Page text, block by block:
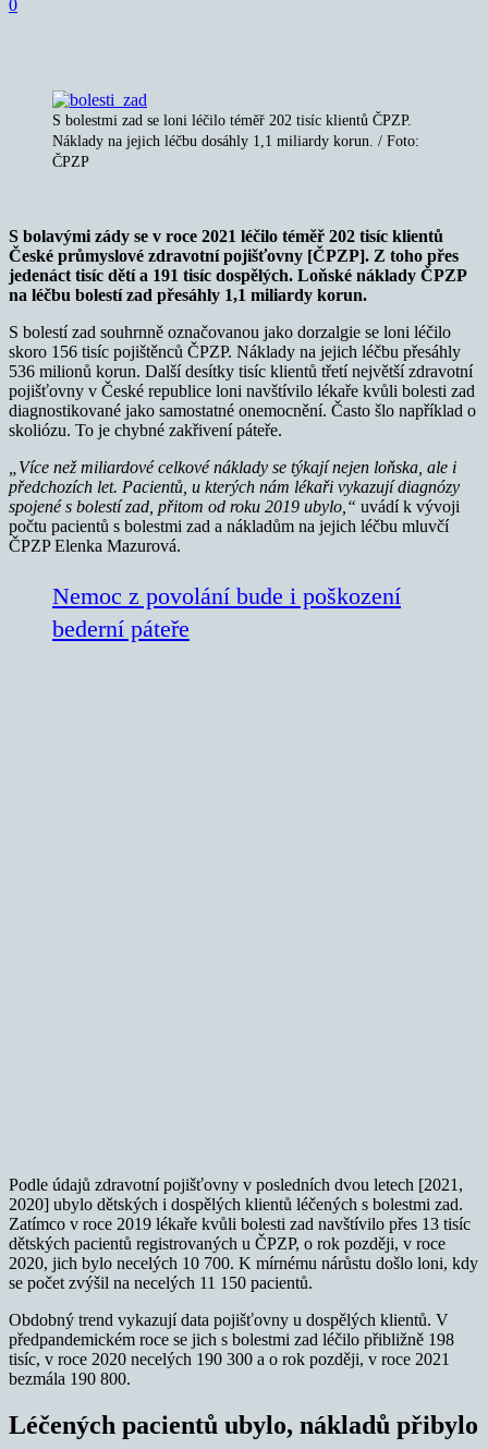
0
S bolestmi zad se loni léčilo téměř 202 tisíc klientů ČPZP.
Náklady na jejich léčbu dosáhly 1,1 miliardy korun. / Foto:
ČPZP
S bolavými zády se v roce 2021 léčilo téměř 202 tisíc klientů
České průmyslové zdravotní pojišťovny [ČPZP]. Z toho přes
jedenáct tisíc dětí a 191 tisíc dospělých. Loňské náklady ČPZP
na léčbu bolestí zad přesáhly 1,1 miliardy korun.
S bolestí zad souhrnně označovanou jako dorzalgie se loni léčilo
skoro 156 tisíc pojištěnců ČPZP. Náklady na jejich léčbu přesáhly
536 milionů korun. Další desítky tisíc klientů třetí největší zdravotní
pojišťovny v České republice loni navštívilo lékaře kvůli bolesti zad
diagnostikované jako samostatné onemocnění. Často šlo například o
skoliózu. To je chybné zakřivení páteře.
„Více než miliardové celkové náklady se týkají nejen loňska, ale i
předchozích let. Pacientů, u kterých nám lékaři vykazují diagnózy
spojené s bolestí zad, přitom od roku 2019 ubylo,“ uvádí k vývoji
počtu pacientů s bolestmi zad a nákladům na jejich léčbu mluvčí
ČPZP Elenka Mazurová.
Nemoc z povolání bude i poškození
bederní páteře
Podle údajů zdravotní pojišťovny v posledních dvou letech [2021,
2020] ubylo dětských i dospělých klientů léčených s bolestmi zad.
Zatímco v roce 2019 lékaře kvůli bolesti zad navštívilo přes 13 tisíc
dětských pacientů registrovaných u ČPZP, o rok později, v roce
2020, jich bylo necelých 10 700. K mírnému nárůstu došlo loni, kdy
se počet zvýšil na necelých 11 150 pacientů.
Obdobný trend vykazují data pojišťovny u dospělých klientů. V
předpandemickém roce se jich s bolestmi zad léčilo přibližně 198
tisíc, v roce 2020 necelých 190 300 a o rok později, v roce 2021
bezmála 190 800.
Léčených pacientů ubylo, nákladů přibylo